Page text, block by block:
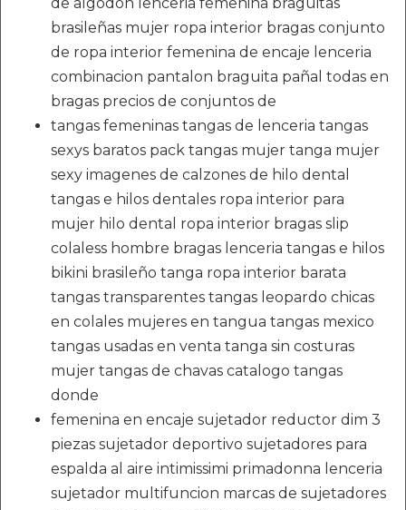
de algodon lenceria femenina braguitas
brasileñas mujer ropa interior bragas conjunto
de ropa interior femenina de encaje lenceria
combinacion pantalon braguita pañal todas en
bragas precios de conjuntos de
tangas femeninas tangas de lenceria tangas
sexys baratos pack tangas mujer tanga mujer
sexy imagenes de calzones de hilo dental
tangas e hilos dentales ropa interior para
mujer hilo dental ropa interior bragas slip
colaless hombre bragas lenceria tangas e hilos
bikini brasileño tanga ropa interior barata
tangas transparentes tangas leopardo chicas
en colales mujeres en tangua tangas mexico
tangas usadas en venta tanga sin costuras
mujer tangas de chavas catalogo tangas
donde
femenina en encaje sujetador reductor dim 3
piezas sujetador deportivo sujetadores para
espalda al aire intimissimi primadonna lenceria
sujetador multifuncion marcas de sujetadores